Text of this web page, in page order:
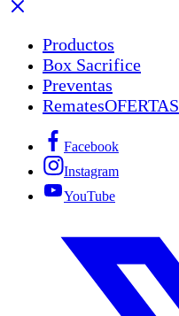
Productos
Box Sacrifice
Preventas
RematesOFERTAS
Facebook
Instagram
YouTube